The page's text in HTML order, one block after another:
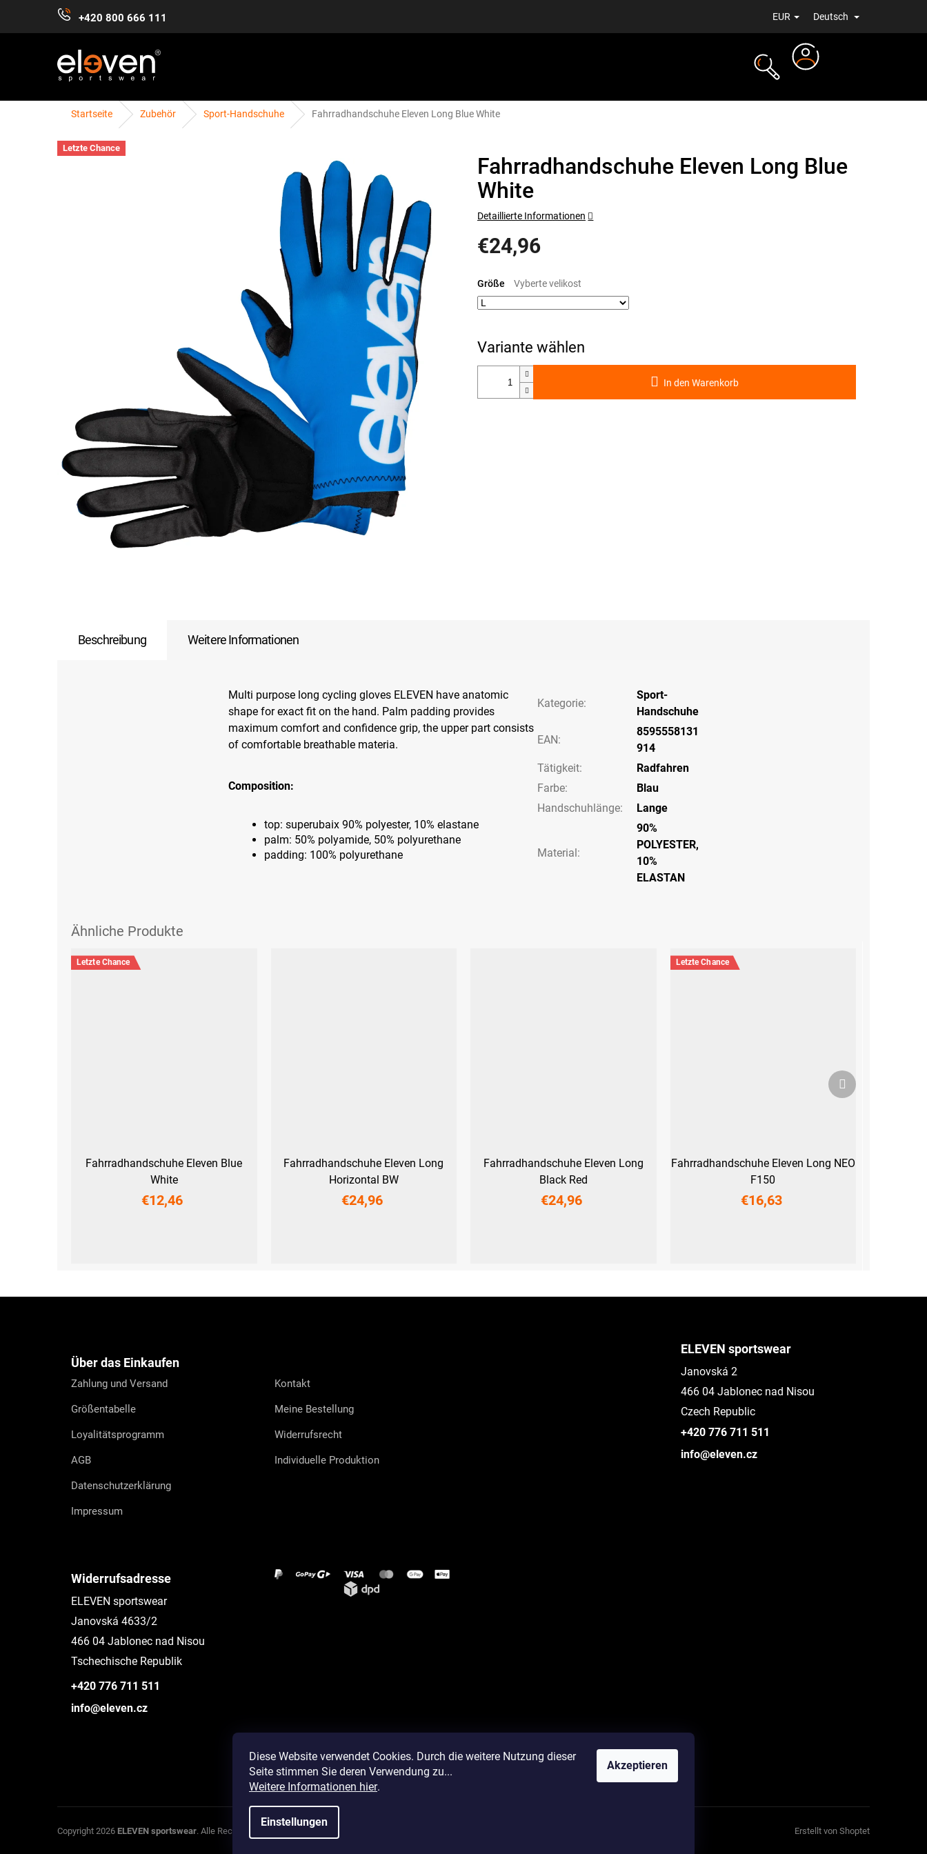
Diese Website verwendet Cookies. Durch die weitere Nutzung dieser
Seite stimmen Sie deren Verwendung zu...
Weitere Informationen hier.
Einstellungen
Akzeptieren
springen
+420 800 666 111 EUR Deutsch
Startseite Zubehör Sport-Handschuhe Fahrradhandschuhe Eleven Long Blue White
Letzte Chance
Fahrradhandschuhe Eleven Long Blue
White
€24,96
Größe
In den Warenkorb
Detaillierte Informationen
Beschreibung Weitere Informationen
Multi purpose long cycling gloves ELEVEN have anatomic
shape for exact fit on the hand. Palm padding provides
maximum comfort and confidence grip, the upper part consists
of comfortable breathable materia.
Composition:
top: superubaix 90% polyester, 10% elastane
palm: 50% polyamide, 50% polyurethane
padding: 100% polyurethane
Kategorie:
Sport-
Handschuhe
EAN:
8595558131
914
Tätigkeit:
Radfahren
Farbe:
Blau
Handschuhlänge: Lange
Material:
90%
POLYESTER,
10%
ELASTAN
Letzte Chance
Fahrradhandschuhe Eleven Blue
White
€12,46
Fahrradhandschuhe Eleven Long
Horizontal BW
€24,96
Fahrradhandschuhe Eleven Long
Black Red
€24,96
Letzte Chance
Fahrradhandschuhe Eleven Long NEO
F150
€16,63
Nächstes
Produkt
Über das Einkaufen
Zahlung und Versand
Größentabelle
Loyalitätsprogramm
AGB
Datenschutzerklärung
Impressum
Kontakt
Meine Bestellung
Widerrufsrecht
Individuelle Produktion
ELEVEN sportswear
Janovská 2
466 04 Jablonec nad Nisou
Czech Republic
+420 776 711 511
info@eleven.cz
Widerrufsadresse
ELEVEN sportswear
Janovská 4633/2
466 04 Jablonec nad Nisou
Tschechische Republik
+420 776 711 511
info@eleven.cz
Erstellt von Shoptet
Copyright 2026 ELEVEN sportswear. Alle Rechte vorbehalten. Cookie-Einstellungen ändern